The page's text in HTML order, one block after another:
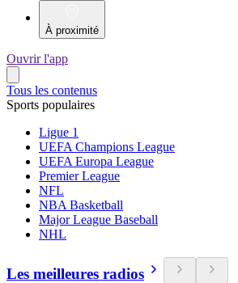
À proximité
Ouvrir l'app
Tous les contenus
Sports populaires
Ligue 1
UEFA Champions League
UEFA Europa League
Premier League
NFL
NBA Basketball
Major League Baseball
NHL
Les meilleures radios